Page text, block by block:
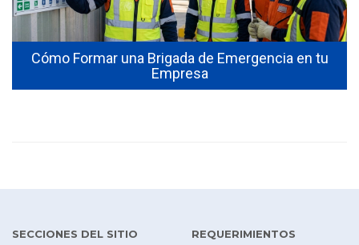
Cómo Formar una Brigada de Emergencia en tu
Empresa
SECCIONES DEL SITIO REQUERIMIENTOS